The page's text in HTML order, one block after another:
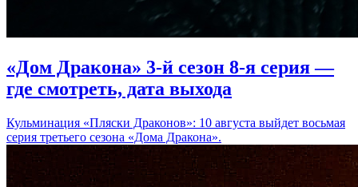
«Дом Дракона» 3-й сезон 8-я серия —
где смотреть, дата выхода
Кульминация «Пляски Драконов»: 10 августа выйдет восьмая
серия третьего сезона «Дома Дракона».